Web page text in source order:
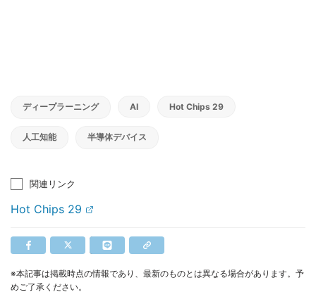
ディープラーニング AI Hot Chips 29
人工知能 半導体デバイス
関連リンク
Hot Chips 29
※本記事は掲載時点の情報であり、最新のものとは異なる場合があります。予
めご了承ください。